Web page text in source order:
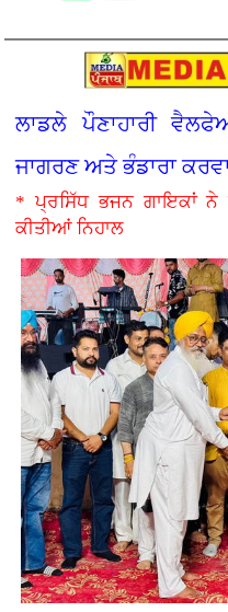
ਲਾਡਲੇ ਪੌਣਾਹਾਰੀ
ਜਾਗਰਣ ਅਤੇ ਭੰਡਾਰਾ
* ਪ੍ਰਸਿੱਧ ਭਜਨ ਗਾਇਕਾਂ ਨੇ
ਕੀਤੀਆਂ ਨਿਹਾਲ